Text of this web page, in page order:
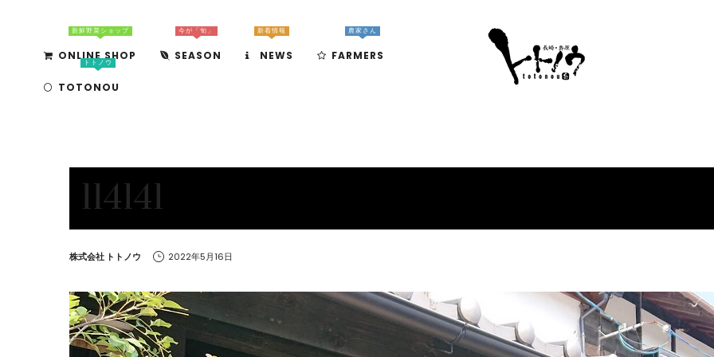
ONLINE SHOP
新鮮野菜ショップ
SEASON
今が「旬」
NEWS
新着情報
FARMERS
農家さん
TOTONOU
トトノウ
114141
by
株式会社 トトノウ 2022年5月16日